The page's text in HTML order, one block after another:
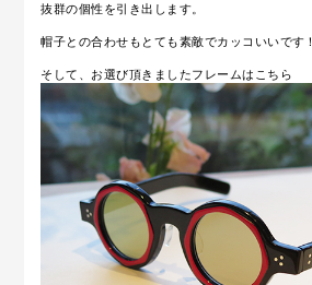
抜群の個性を引き出します。
帽子との合わせもとても素敵でカッコいいです！
そして、お選び頂きましたフレームはこちら